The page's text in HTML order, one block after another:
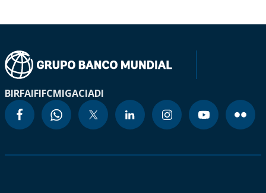
BIRFAIFIFCMIGACIADI